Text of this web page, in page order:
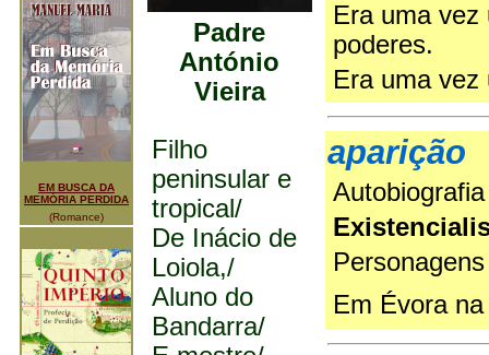
EM BUSCA DA
MEMÓRIA PERDIDA
(Romance)
Padre
António
Vieira
Filho
peninsular e
tropical/
De Inácio de
Loiola,/
Aluno do
Bandarra/
Era uma vez
poderes.
Era uma
aparição
Personagens
Em Évora na